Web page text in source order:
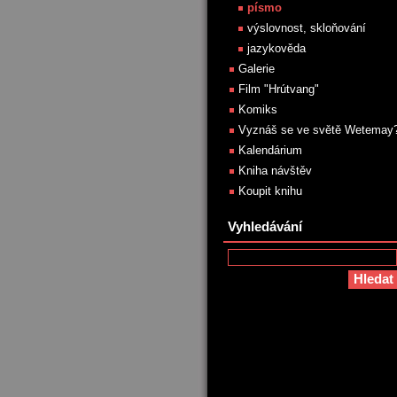
písmo
výslovnost, skloňování
jazykověda
Galerie
Film "Hrútvang"
Komiks
Vyznáš se ve světě
Kalendárium
Kniha návštěv
Koupit knihu
Vyhledávání